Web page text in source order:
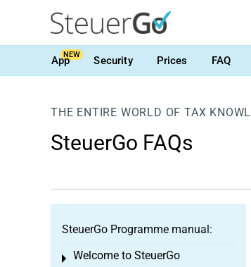
AppNEW Security Prices FAQ
THE ENTIRE WORLD OF TAX
SteuerGo FAQs
SteuerGo Programme manual:
Welcome to SteuerGo
Toggle menu